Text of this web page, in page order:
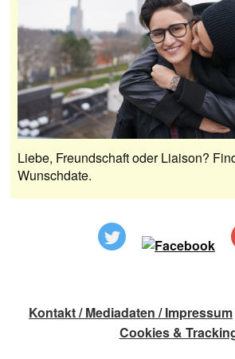
Liebe, Freundschaft oder Liaison?
Wunschdate.
Kontakt / Mediadaten / Impressum
Cookies &